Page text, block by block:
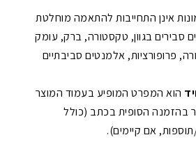
אינן התחייבות להתאמה מוחלטת
סבירים בגוון, טקסטורה, ברק, עומק
פרופורציות, אלמנטים סביבתיים
הוא המפרט המופיע בעמוד המוצר
בהזמנה הסופית בכתב (כולל
אם קיימים).